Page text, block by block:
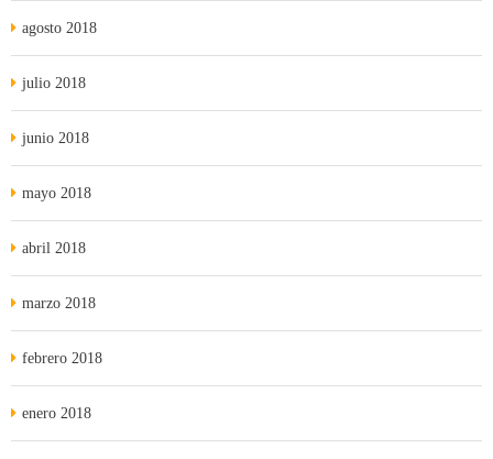
agosto 2018
julio 2018
junio 2018
mayo 2018
abril 2018
marzo 2018
febrero 2018
enero 2018